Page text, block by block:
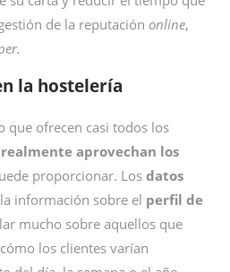
de la reputación online,
la hostelería
que ofrecen casi todos los
realmente aprovechan los
proporcionar. Los datos
información sobre el perfil de
mucho sobre aquellos que
los clientes varían